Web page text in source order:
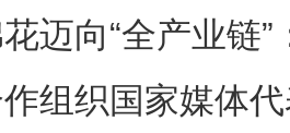
迈向“全产业链”
作组织国家媒体